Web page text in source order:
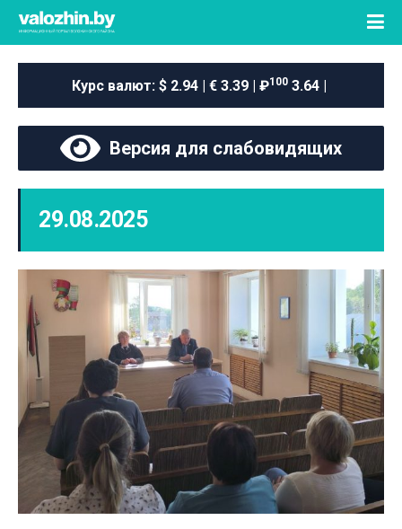
Курс валют: $ 2.94 | € 3.39 | ₽100 3.64 |
Версия для слабовидящих
29.08.2025